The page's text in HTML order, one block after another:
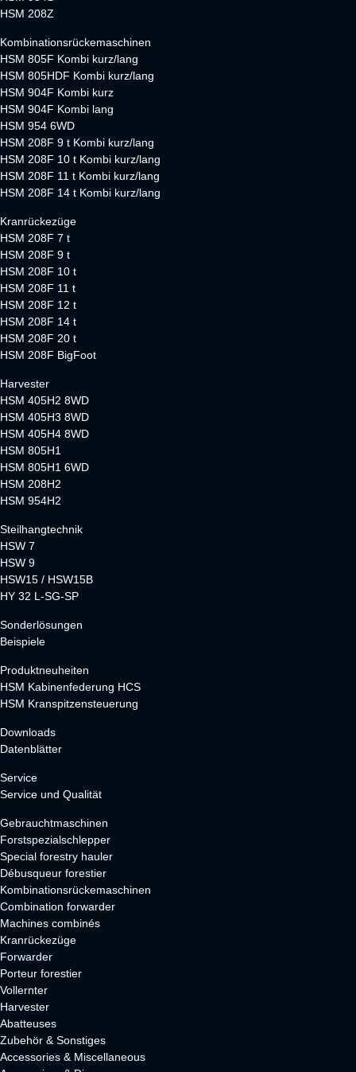
HSM 208Z
Kombinationsrückemaschinen
HSM 805F Kombi kurz/lang
HSM 805HDF Kombi kurz/lang
HSM 904F Kombi kurz
HSM 904F Kombi lang
HSM 954 6WD
HSM 208F 9 t Kombi kurz/lang
HSM 208F 10 t Kombi kurz/lang
HSM 208F 11 t Kombi kurz/lang
HSM 208F 14 t Kombi kurz/lang
Kranrückezüge
HSM 208F 7 t
HSM 208F 9 t
HSM 208F 10 t
HSM 208F 11 t
HSM 208F 12 t
HSM 208F 14 t
HSM 208F 20 t
HSM 208F BigFoot
Harvester
HSM 405H2 8WD
HSM 405H3 8WD
HSM 405H4 8WD
HSM 805H1
HSM 805H1 6WD
HSM 208H2
HSM 954H2
Steilhangtechnik
HSW 7
HSW 9
HSW15 / HSW15B
HY 32 L-SG-SP
Sonderlösungen
Beispiele
Produktneuheiten
HSM Kabinenfederung HCS
HSM Kranspitzensteuerung
Downloads
Datenblätter
Service
Service und Qualität
Gebrauchtmaschinen
Forstspezialschlepper
Special forestry hauler
Débusqueur forestier
Kombinationsrückemaschinen
Combination forwarder
Machines combinés
Kranrückezüge
Forwarder
Porteur forestier
Vollernter
Harvester
Abatteuses
Zubehör & Sonstiges
Accessories & Miscellaneous